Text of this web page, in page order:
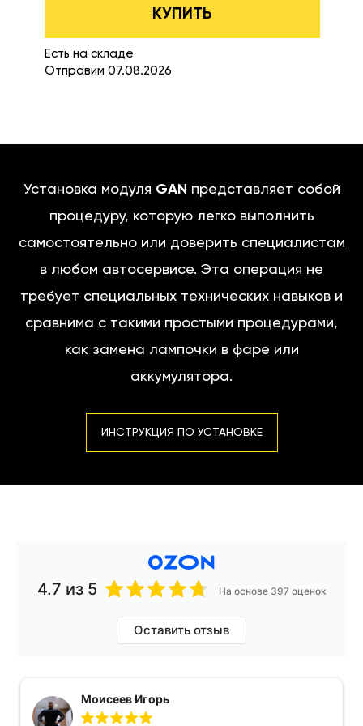
КУПИТЬ
Есть на складе
Отправим 07.08.2026
Установка модуля GAN представляет собой
процедуру, которую легко выполнить
самостоятельно или доверить специалистам
в любом автосервисе. Эта операция не
требует специальных технических навыков и
сравнима с такими простыми процедурами,
как замена лампочки в фаре или
аккумулятора.
ИНСТРУКЦИЯ ПО УСТАНОВКЕ
4.7 из 5 На основе 397 оценок
Оставить отзыв
Моисеев Игорь